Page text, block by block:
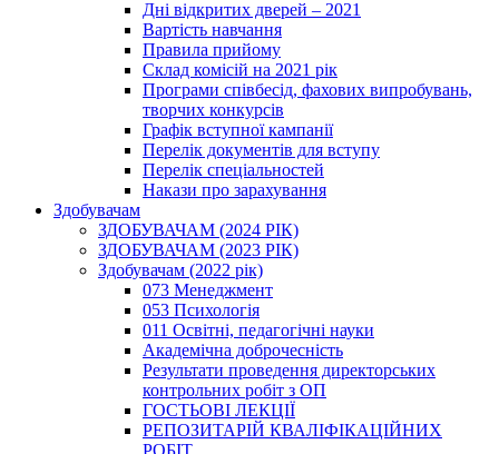
Дні відкритих дверей – 2021
Вартість навчання
Правила прийому
Склад комісій на 2021 рік
Програми співбесід, фахових випробувань,
творчих конкурсів
Графік вступної кампанії
Перелік документів для вступу
Перелік спеціальностей
Накази про зарахування
Здобувачам
ЗДОБУВАЧАМ (2024 РІК)
ЗДОБУВАЧАМ (2023 РІК)
Здобувачам (2022 рік)
073 Менеджмент
053 Психологія
011 Освітні, педагогічні науки
Академічна доброчесність
Результати проведення директорських
контрольних робіт з ОП
ГОСТЬОВІ ЛЕКЦІЇ
РЕПОЗИТАРІЙ КВАЛІФІКАЦІЙНИХ
РОБІТ